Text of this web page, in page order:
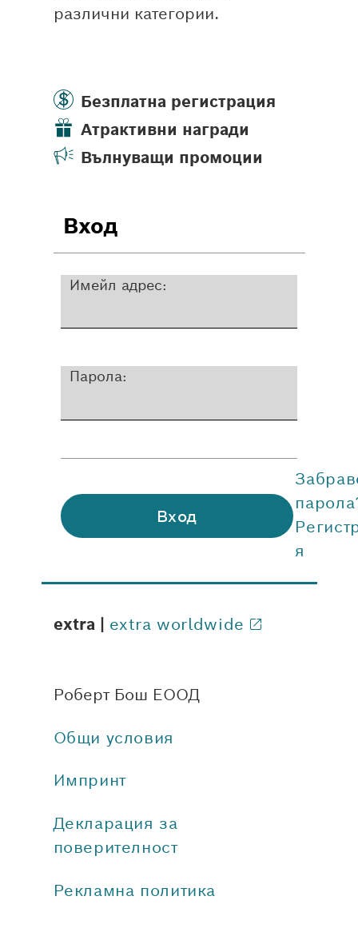
различни категории.
Безплатна регистрация
Атрактивни награди
Вълнуващи промоции
Вход
Имейл адрес:
Парола:
Вход
я
extra | extra worldwide
Роберт Бош ЕООД
Общи условия
Импринт
Декларация за
поверителност
Рекламна политика